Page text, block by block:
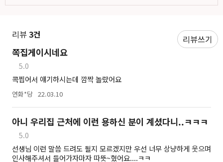
리뷰3건 리뷰쓰기
쪽집게이시네요
5.0
콕찝어서 얘기하시는데 깜짝 놀랐어요
연화*당 22.03.10
아니 우리집 근처에 이런 용하신 분이 계셨다니..ㅋㅋㅋ
5.0
선생님 이런 말씀 드려도 될지 모르겠지만 우선 너무 상냥하게 웃으며
인사해주셔서 들어가자마자 따뜻~혔어요....ㅋㅋ